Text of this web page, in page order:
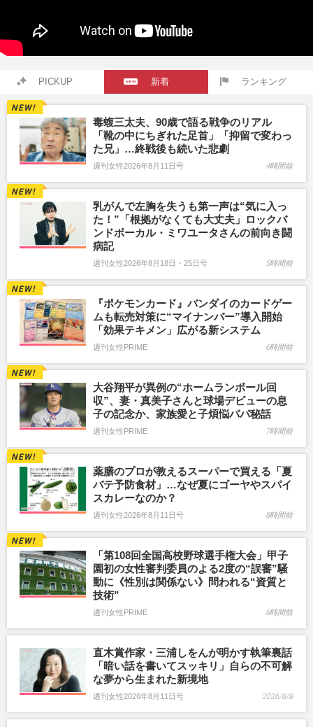
PICKUP 新着 ランキング
毒蝮三太夫、90歳で語る戦争のリアル
「靴の中にちぎれた足首」「抑留で変わっ
た兄」…終戦後も続いた悲劇
週刊女性2026年8月11日号 4時間前
乳がんで左胸を失うも第一声は“気に入っ
た！”「根拠がなくても大丈夫」ロックバ
ンドボーカル・ミワユータさんの前向き闘
病記
週刊女性2026年8月18日・25日号 5時間前
『ポケモンカード』バンダイのカードゲー
ムも転売対策に“マイナンバー”導入開始
「効果テキメン」広がる新システム
週刊女性PRIME 6時間前
大谷翔平が異例の“ホームランボール回
収”、妻・真美子さんと球場デビューの息
子の記念か、家族愛と子煩悩パパ秘話
週刊女性PRIME 7時間前
薬膳のプロが教えるスーパーで買える「夏
バテ予防食材」…なぜ夏にゴーヤやスパイ
スカレーなのか？
週刊女性2026年8月11日号 8時間前
「第108回全国高校野球選手権大会」甲子
園初の女性審判委員のよる2度の“誤審”騒
動に《性別は関係ない》問われる“資質と
技術”
週刊女性PRIME 8時間前
直木賞作家・三浦しをんが明かす執筆裏話
「暗い話を書いてスッキリ」自らの不可解
な夢から生まれた新境地
週刊女性2026年8月11日号 2026/8/8